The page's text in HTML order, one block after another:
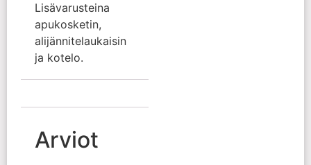
Lisävarusteina
apukosketin,
alijännitelaukaisin
ja kotelo.
Arviot